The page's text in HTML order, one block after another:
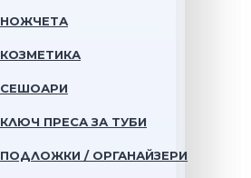
НОЖЧЕТА
КОЗМЕТИКА
СЕШОАРИ
КЛЮЧ ПРЕСА ЗА ТУБИ
ПОДЛОЖКИ / ОРГАНАЙЗЕРИ